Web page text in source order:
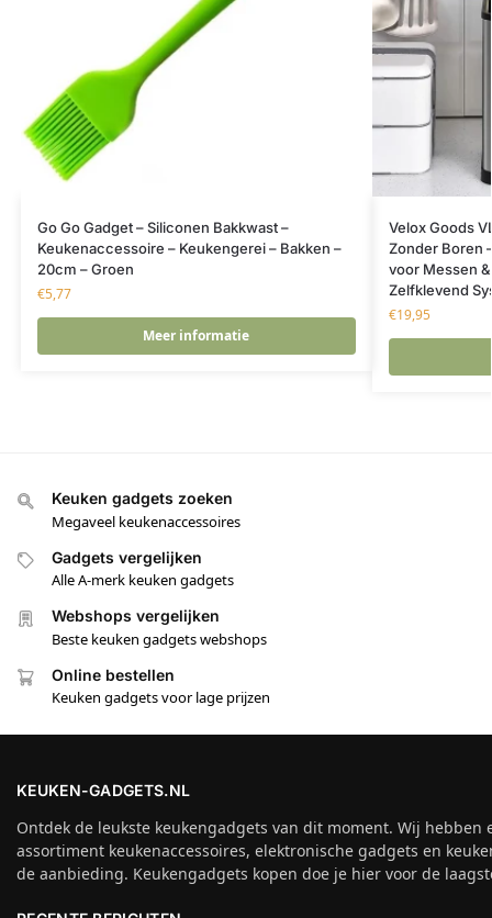
Go Go Gadget – Siliconen Bakkwast –
Keukenaccessoire – Keukengerei – Bakken –
20cm – Groen
€5,77
Meer informatie
Velox Goods
Zonder Boren
voor Messen
Zelfklevend
€19,95
Keuken gadgets zoeken
Megaveel keukenaccessoires
Gadgets vergelijken
Alle A-merk keuken gadgets
Webshops vergelijken
Beste keuken gadgets webshops
Online bestellen
Keuken gadgets voor lage prijzen
KEUKEN-GADGETS.NL
Ontdek de leukste keukengadgets van dit moment. Wij hebben
assortiment keukenaccessoires, elektronische gadgets en
de aanbieding. Keukengadgets kopen doe je hier voor de